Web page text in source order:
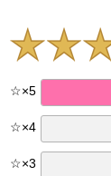
☆×5
☆×4
☆×3